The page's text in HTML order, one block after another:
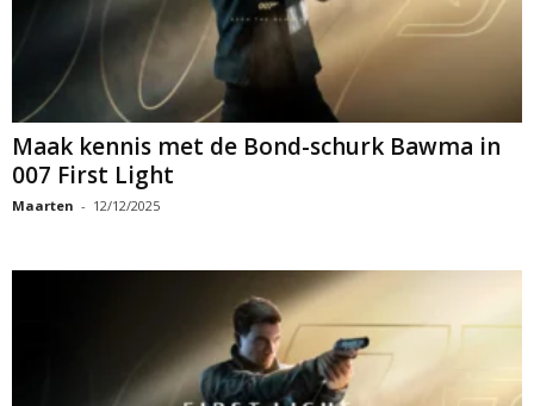
Maak kennis met de Bond-schurk Bawma in
007 First Light
Maarten - 12/12/2025